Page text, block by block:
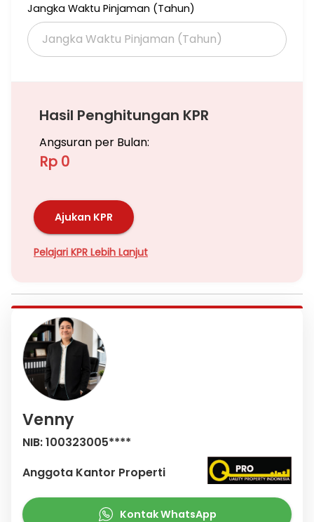
Jangka Waktu Pinjaman (Tahun)
Hasil Penghitungan KPR
Angsuran per Bulan:
Rp 0
Ajukan KPR
Pelajari KPR Lebih Lanjut
Venny
NIB: 100323005****
Anggota Kantor Properti
Kontak WhatsApp